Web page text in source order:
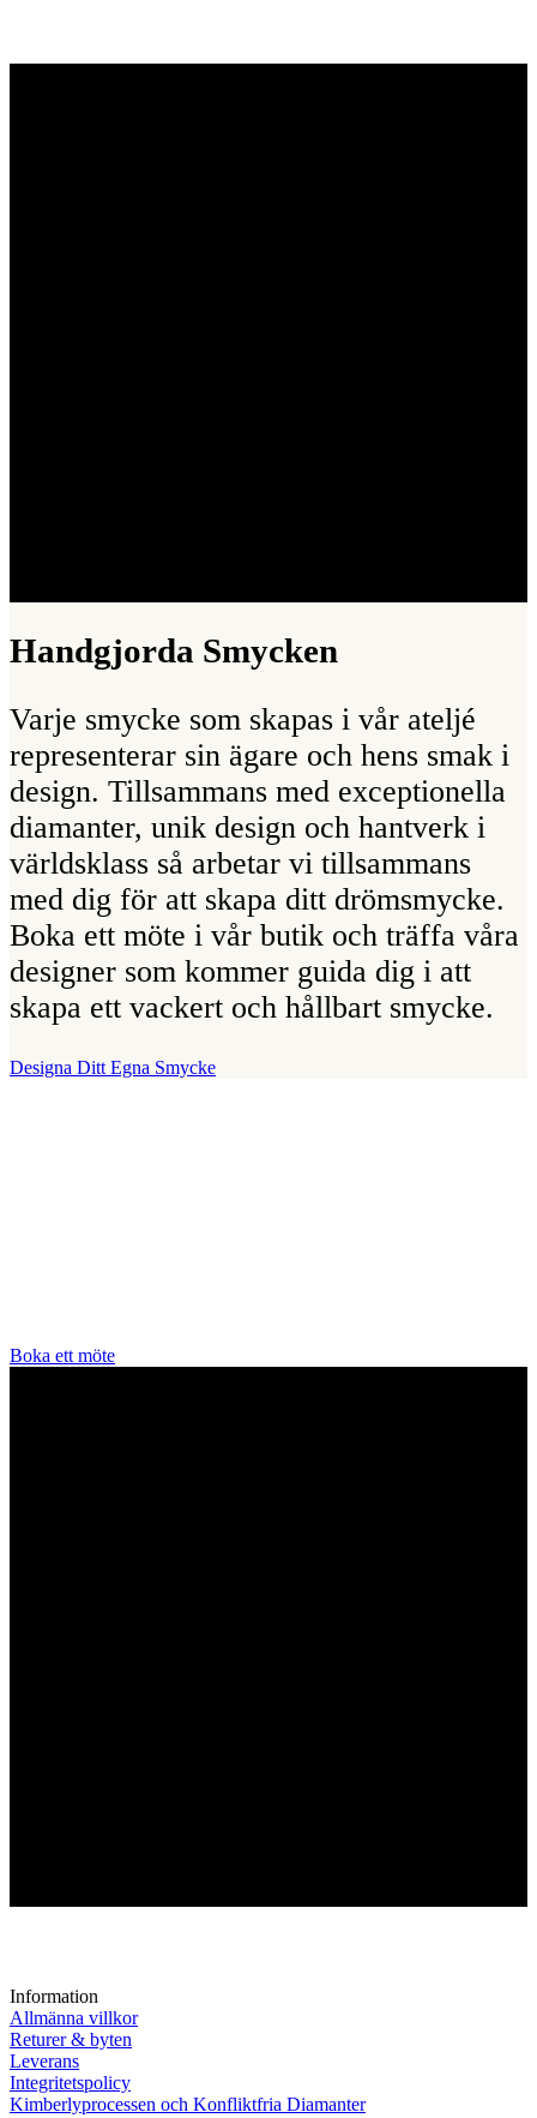
Handgjorda Smycken
Varje smycke som skapas i vår ateljé
representerar sin ägare och hens smak i
design. Tillsammans med exceptionella
diamanter, unik design och hantverk i
världsklass så arbetar vi tillsammans
med dig för att skapa ditt drömsmycke.
Boka ett möte i vår butik och träffa våra
designer som kommer guida dig i att
skapa ett vackert och hållbart smycke.
Designa Ditt Egna Smycke
Boka ett möte
Information
Allmänna villkor
Returer & byten
Leverans
Integritetspolicy
Kimberlyprocessen och Konfliktfria Diamanter